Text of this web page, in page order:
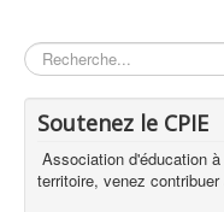
Rechercher
Soutenez le CPIE
Association d'éducation
territoire, venez